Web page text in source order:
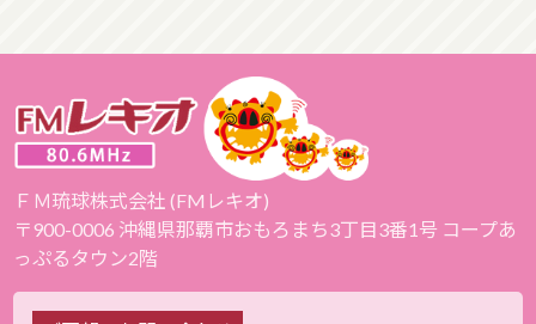
ＦＭ琉球株式会社 (FMレキオ)
〒900-0006 沖縄県那覇市おもろまち3丁目3番1号 コープあ
っぷるタウン2階